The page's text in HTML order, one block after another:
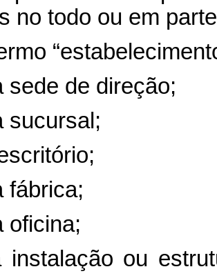
no todo ou em
sede de direção;
sucursal;
fábrica;
oficina;
instalação ou